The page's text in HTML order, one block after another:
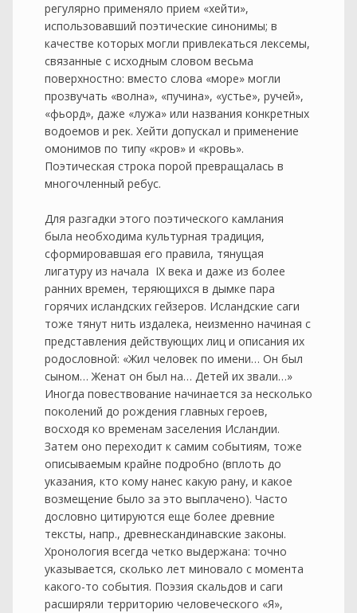
регулярно применяло прием «хейти»,
использовавший поэтические синонимы; в
качестве которых могли привлекаться лексемы,
связанные с исходным словом весьма
поверхностно: вместо слова «море» могли
прозвучать «волна», «пучина», «устье», ручей»,
«фьорд», даже «лужа» или названия конкретных
водоемов и рек. Хейти допускал и применение
омонимов по типу «кров» и «кровь».
Поэтическая строка порой превращалась в
многочленный ребус.
Для разгадки этого поэтического камлания
была необходима культурная традиция,
сформировавшая его правила, тянущая
лигатуру из начала IX века и даже из более
ранних времен, теряющихся в дымке пара
горячих исландских гейзеров. Исландские саги
тоже тянут нить издалека, неизменно начиная с
представления действующих лиц и описания их
родословной: «Жил человек по имени… Он был
сыном… Женат он был на… Детей их звали…»
Иногда повествование начинается за несколько
поколений до рождения главных героев,
восходя ко временам заселения Исландии.
Затем оно переходит к самим событиям, тоже
описываемым крайне подробно (вплоть до
указания, кто кому нанес какую рану, и какое
возмещение было за это выплачено). Часто
дословно цитируются еще более древние
тексты, напр., древнескандинавские законы.
Хронология всегда четко выдержана: точно
указывается, сколько лет миновало с момента
какого-то события. Поэзия скальдов и саги
расширяли территорию человеческого «Я»,